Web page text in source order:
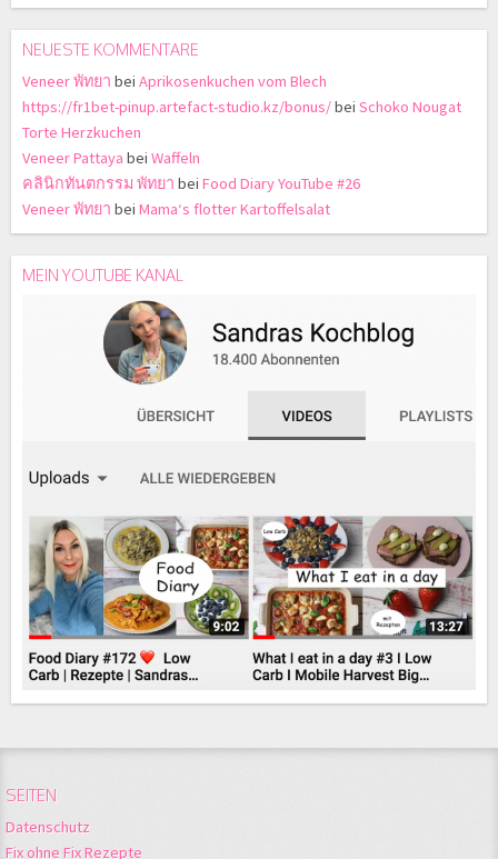
NEUESTE KOMMENTARE
Veneer พัทยา bei Aprikosenkuchen vom Blech
https://fr1bet-pinup.artefact-studio.kz/bonus/bei Schoko Nougat
Torte Herzkuchen
Veneer Pattaya bei Waffeln
คลินิกทันตกรรม พัทยา bei Food Diary YouTube #26
Veneer พัทยา bei Mama‘s flotter Kartoffelsalat
MEIN YOUTUBE KANAL
SEITEN
Datenschutz
Fix ohne Fix Rezepte